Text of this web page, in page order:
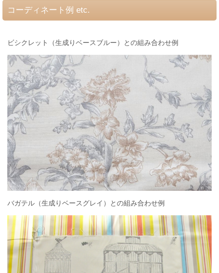
コーディネート例 etc.
ビシクレット（生成りベースブルー）との組み合わせ例
バガテル（生成りベースグレイ）との組み合わせ例